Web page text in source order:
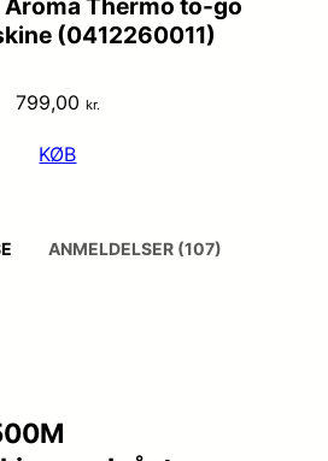
(0412260011)
799,00 kr.
KØB
ANMELDELSER (107)